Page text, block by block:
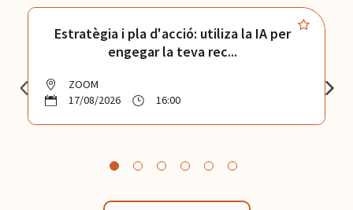
Estratègia i pla d'acció: utiliza la IA per
engegar la teva rec...
ZOOM
17/08/2026
16:00